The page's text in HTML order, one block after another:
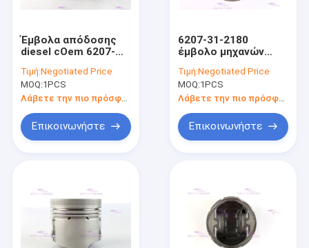
Έμβολα απόδοσης
diesel cOem 6207-
KOMATSU s6d95-6
Τιμή:Negotiated Price
MOQ:1PCS
Λάβετε την πιο πρόσφατη τιμή
Επικοινωνήστε
6207-31-2180
έμβολο μηχανών
pc120-6 KOMATSU 95
χιλ.
Τιμή:Negotiated Price
MOQ:1PCS
Επικοινωνήστε